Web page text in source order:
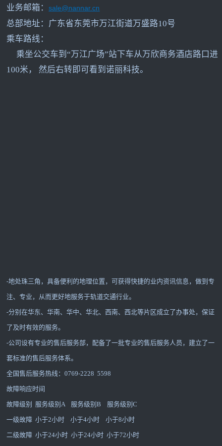
业务邮箱：sale@nannar.cn
总部地址：广东省东莞市万江街道万盛路10号
乘车路线：
乘坐公交车到“万江广场”站下车从万欣商务酒店路口进
100米， 然后右转即可看到诺丽科技。
-地处珠三角，具备便利的地理位置，可获得快捷的业内资讯信息，做到专
注、专业，从而更好地服务于轨道交通行业。
-分别在华东、华南、华中、华北、西南、西北等片区成立了办事处，保证
了及时有效的服务。
-公司设有专业的售后服务部，配备了一批专业的售后服务人员，建立了一
套标准的售后服务体系。
全国售后服务热线：0769-2228 5598
故障响应时间
故障级别 服务级别A 服务级别B 服务级别C
一级故障 小于2小时 小于4小时 小于8小时
二级故障 小于24小时 小于24小时 小于72小时